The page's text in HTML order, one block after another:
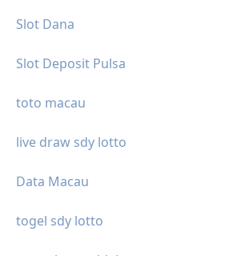
Slot Dana
Slot Deposit Pulsa
toto macau
live draw sdy lotto
Data Macau
togel sdy lotto